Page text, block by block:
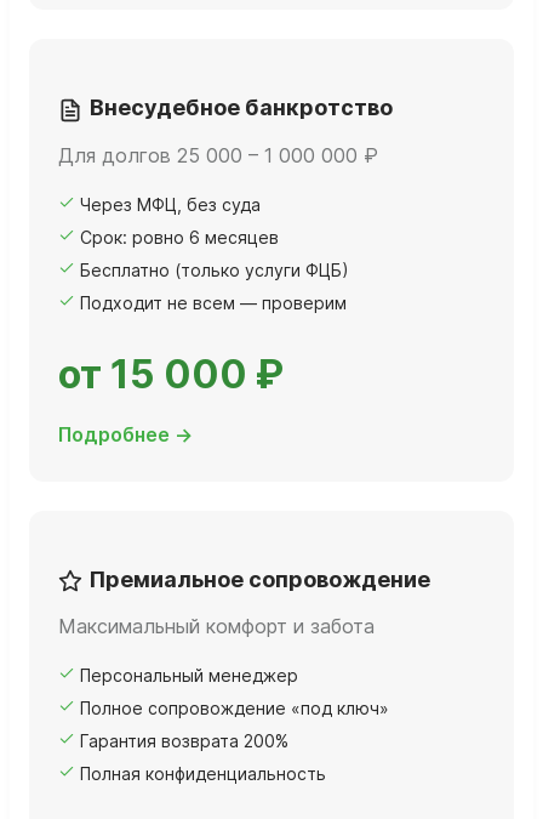
Внесудебное банкротство
Для долгов 25 000 – 1 000 000 ₽
Через МФЦ, без суда
Срок: ровно 6 месяцев
Бесплатно (только услуги ФЦБ)
Подходит не всем — проверим
от 15 000 ₽
Подробнее →
Премиальное сопровождение
Максимальный комфорт и забота
Персональный менеджер
Полное сопровождение «под ключ»
Гарантия возврата 200%
Полная конфиденциальность